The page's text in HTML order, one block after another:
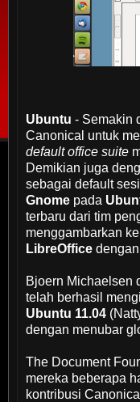
Ubuntu - Semakin
Canonical untuk
default office suite
Demikian juga
sebagai default
Gnome pada
terbaru dari tim
menggambarkan
LibreOffice dengan
Bjoern Michaelsen
telah berhasil
Ubuntu 11.04
dengan menubar
The Document
mereka beberapa
kontribusi